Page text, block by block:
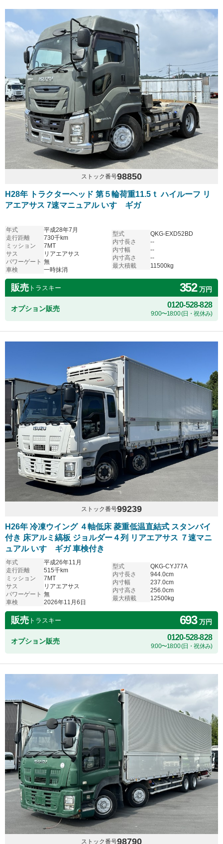
ストック番号98850
H28年 トラクターヘッド 第５輪荷重11.5ｔ ハイルーフ リ
アエアサス 7速マニュアル いすゞギガ
年式
平成28年7月
走行距離
730千km
ミッション
7MT
サス
リアエアサス
パワーゲート 無
車検
一時抹消
型式
QKG-EXD52BD
内寸長さ
--
内寸幅
--
内寸高さ
--
最大積載
11500kg
販売 トラスキー 352万円
オプション販売 0120-528-828
9:00〜18:00 (日・祝休み)
ストック番号99239
H26年 冷凍ウイング ４軸低床 菱重低温直結式 スタンバイ
付き 床アルミ縞板 ジョルダー４列 リアエアサス ７速マニ
ュアル いすゞギガ 車検付き
年式
平成26年11月
走行距離
515千km
ミッション
7MT
サス
リアエアサス
パワーゲート 無
車検
2026年11月6日
型式
QKG-CYJ77A
内寸長さ
944.0cm
内寸幅
237.0cm
内寸高さ
256.0cm
最大積載
12500kg
販売 トラスキー 693万円
オプション販売 0120-528-828
9:00〜18:00 (日・祝休み)
ストック番号98790